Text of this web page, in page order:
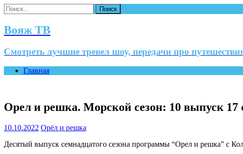
Найти:
Вояж ТВ
Смотреть лучшие тревел шоу, передачи про
Главная
Орел и решка. Морской сезон: 10 выпуск 17
10.10.2022 Орёл и решка
Десятый выпуск семнадцатого сезона программы “Орел и решка” с